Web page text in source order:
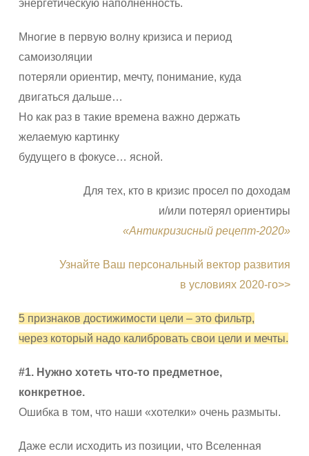
энергетическую наполненность.
Многие в первую волну кризиса и период
самоизоляции
потеряли ориентир, мечту, понимание, куда
двигаться дальше…
Но как раз в такие времена важно держать
желаемую картинку
будущего в фокусе… ясной.
Для тех, кто в кризис просел по доходам
и/или потерял ориентиры
«Антикризисный рецепт-2020»
Узнайте Ваш персональный вектор развития
в условиях 2020-го>>
5 признаков достижимости цели – это фильтр,
через который надо калибровать свои цели и мечты.
#1. Нужно хотеть что-то предметное,
конкретное.
Ошибка в том, что наши «хотелки» очень размыты.
Даже если исходить из позиции, что Вселенная